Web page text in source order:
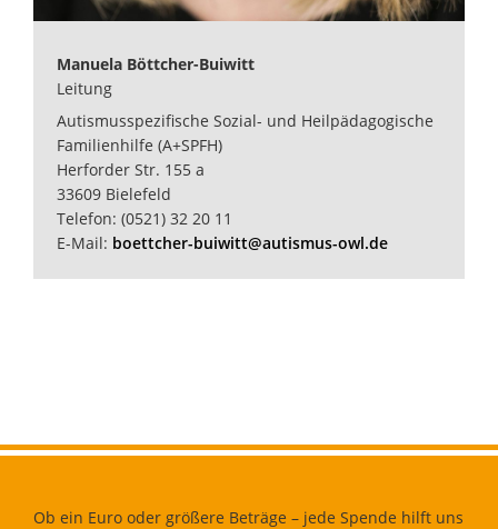
Manuela Böttcher-Buiwitt
Leitung
Autismusspezifische Sozial- und Heilpädagogische
Familienhilfe (A+SPFH)
Herforder Str. 155 a
33609 Bielefeld
Telefon: (0521) 32 20 11
E-Mail: boettcher-buiwitt@autismus-owl.de
Ob ein Euro oder größere Beträge – jede Spende hilft uns